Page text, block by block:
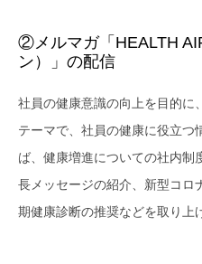
②メルマガ「HEALTH
ン）」の配信
社員の健康意識の向上を目的に
テーマで、社員の健康に役立つ
ば、健康増進についての社内制
長メッセージの紹介、新型コロ
期健康診断の推奨などを取り上